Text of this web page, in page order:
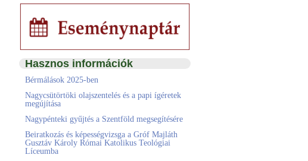
Hasznos információk
Bérmálások 2025-ben
Nagycsütörtöki olajszentelés és a papi ígéretek
megújítása
Nagypénteki gyűjtés a Szentföld megsegítésére
Beiratkozás és képességvizsga a Gróf Majláth
Gusztáv Károly Római Katolikus Teológiai
Líceumba